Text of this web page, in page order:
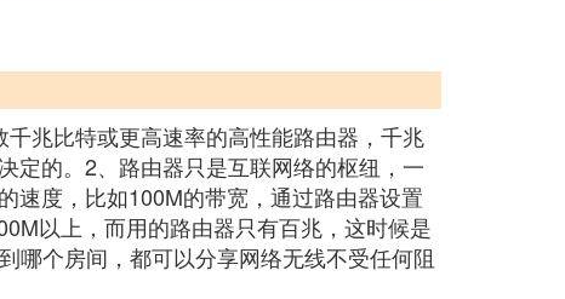
兆比特或更高速率的高性能路由器，千兆
定的。2、路由器只是互联网络的枢纽，一
速度，比如100M的带宽，通过路由器设置
以上，而用的路由器只有百兆，这时候是
哪个房间，都可以分享网络无线不受任何阻